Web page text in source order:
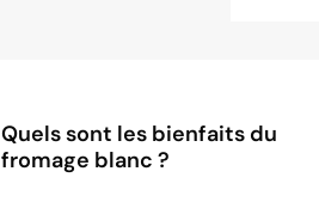
Quels sont les bienfaits du
fromage blanc ?